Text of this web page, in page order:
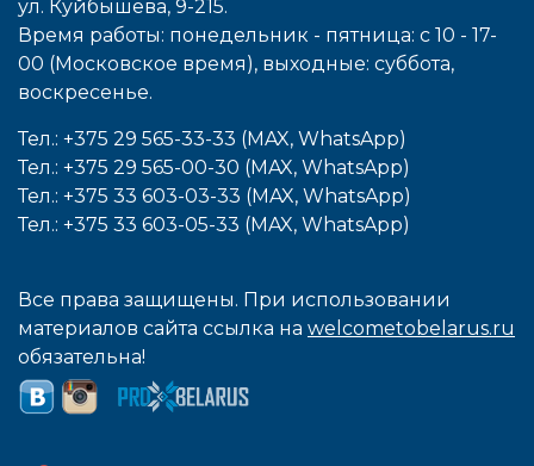
ул. Куйбышева, 9-215.
Время работы: понедельник - пятница: с 10 - 17-
00 (Московское время), выходные: cуббота,
воcкресенье.
Тел.: +375 29 565-33-33 (MAX, WhatsApp)
Тел.: +375 29 565-00-30 (MAX, WhatsApp)
Тел.: +375 33 603-03-33 (MAX, WhatsApp)
Тел.: +375 33 603-05-33 (MAX, WhatsApp)
Все права защищены. При использовании
материалов сайта ссылка на welcometobelarus.ru
обязательна!